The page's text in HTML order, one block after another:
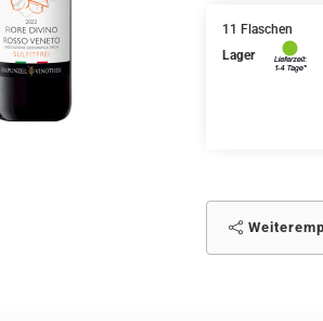
11 Flaschen
Lager